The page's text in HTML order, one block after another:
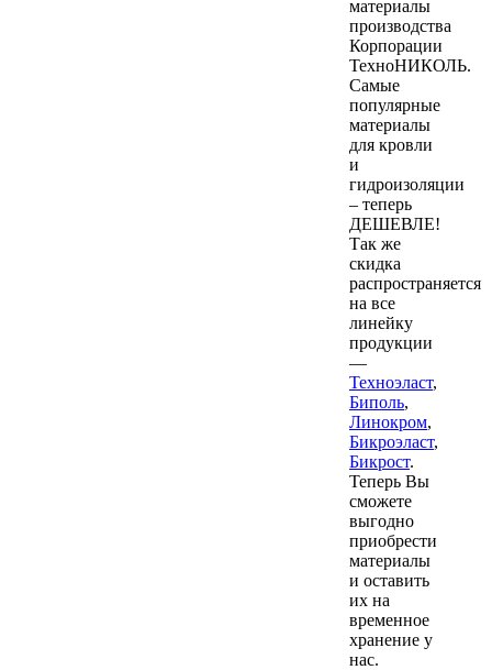
материалы
производства
Корпорации
ТехноНИКОЛЬ.
Самые
популярные
материалы
для кровли
и
гидроизоляции
– теперь
ДЕШЕВЛЕ!
Так же
скидка
распространяется
на все
линейку
продукции
—
Техноэласт,
Биполь,
Линокром,
Бикроэласт,
Бикрост.
Теперь Вы
сможете
выгодно
приобрести
материалы
и оставить
их на
временное
хранение у
нас.